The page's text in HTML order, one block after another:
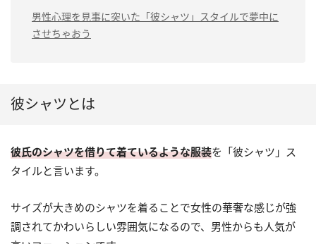
男性心理を見事に突いた「彼シャツ」スタイルで夢中に
させちゃおう
彼シャツとは
彼氏のシャツを借りて着ているような服装を「彼シャツ」ス
タイルと言います。
サイズが大きめのシャツを着ることで女性の華奢な感じが強
調されてかわいらしい雰囲気になるので、男性からも人気が